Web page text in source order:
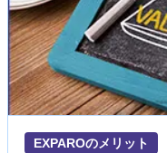
EXPAROのメリット